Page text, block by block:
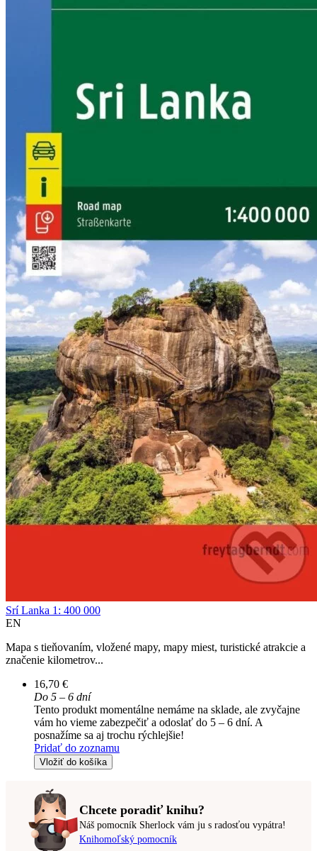
Srí Lanka 1: 400 000
EN
Mapa s tieňovaním, vložené mapy, mapy miest, turistické atrakcie a
značenie kilometrov...
16,70 €
Do 5 – 6 dní
Tento produkt momentálne nemáme na sklade, ale zvyčajne
vám ho vieme zabezpečiť a odoslať do 5 – 6 dní. A
posnažíme sa aj trochu rýchlejšie!
Pridať do zoznamu
Vložiť do košíka
Chcete poradiť knihu?
Náš pomocník Sherlock vám ju s radosťou vypátra!
Knihomoľský pomocník